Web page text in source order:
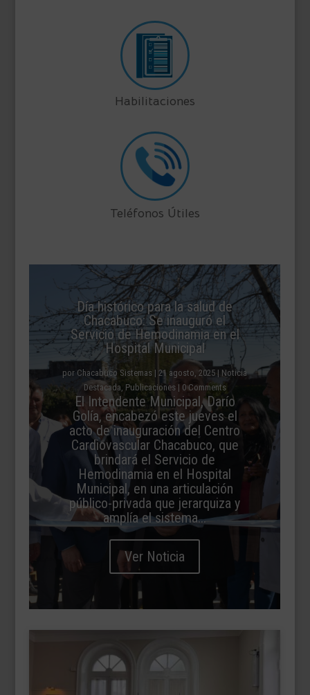
Habilitaciones
Teléfonos Útiles
Día histórico para la salud de
Chacabuco: Se inauguró el
Servicio de Hemodinamia en el
Hospital Municipal
por Chacabuco Sistemas | 21 agosto, 2025 | Noticia
Destacada Publicaciones| 0 Comments
El Intendente Municipal, Darío
Golía, encabezó este jueves el
acto de inauguración del Centro
Cardiovascular Chacabuco, que
brindará el Servicio de
Hemodinamia en el Hospital
Municipal, en una articulación
público-privada que jerarquiza y
amplía el sistema...
Ver Noticia